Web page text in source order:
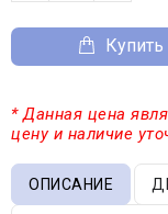
Купить
* Данная цена
цену и наличие
ОПИСАНИЕ